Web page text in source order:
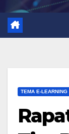
TEMA E-LEARNING